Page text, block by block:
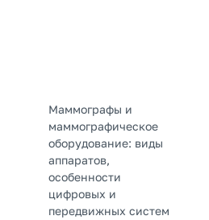
Маммографы и
маммографическое
оборудование: виды
аппаратов,
особенности
цифровых и
передвижных систем